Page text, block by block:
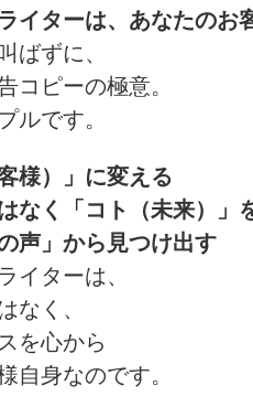
イターは、あなたのお
ばずに、
コピーの極意。
ルです。
様）」に変える
なく「コト（未来）」
声」から見つけ出す
イターは、
なく、
を心から
自身なのです。